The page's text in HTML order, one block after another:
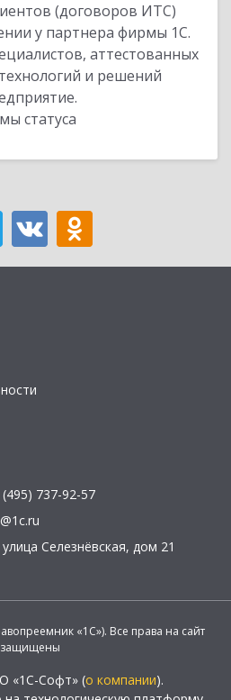
(договоров ИТС)
у партнера фирмы 1С.
аттестованных
и решений
статуса
(495) 737-92-57
улица Селезнёвская, дом 21
«1С»). Все права на сайт
защищены
«1С-Софт» (о компании).